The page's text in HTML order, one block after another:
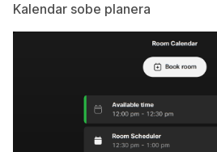
Kalendar sobe planera